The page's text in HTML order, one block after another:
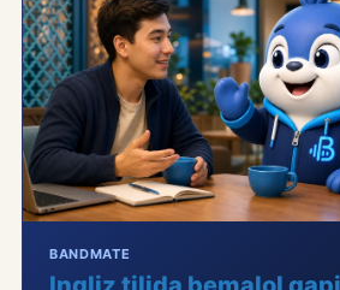
BANDMATE